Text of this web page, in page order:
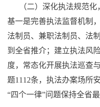
（二）深化执法规范化
基一是完善执法监督机制
法制员、兼职法制员、法
到全省推介；建立执法风
度，常态化开展执法巡查
题1112条，执法办案场所
“四个一律”问题保持全省最